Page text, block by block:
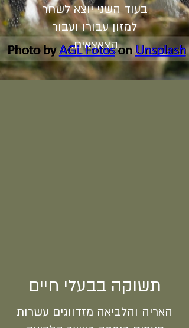
בעוד השני יוצא לשחר
למזון עבורו ועבור
הצאצאים.
תשוקה בבעלי חיים
האריה והלביאה מזדווגים עשרות